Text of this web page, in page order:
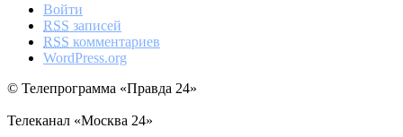
Войти
RSS записей
RSS комментариев
WordPress.org
© Телепрограмма «Правда 24»
Телеканал «Москва 24»